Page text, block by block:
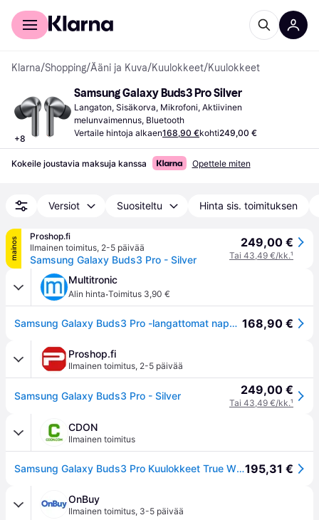
Kuluttajille
Klarna/Shopping/Ääni ja Kuva/Kuulokkeet/Kuulokkeet
+8
Samsung Galaxy Buds3 Pro Silver
Langaton, Sisäkorva, Mikrofoni, Aktiivinen
melunvaimennus, Bluetooth
Vertaile hintoja alkaen168,90 €kohti249,00 €
Kokeile joustavia maksuja kanssa Opettele miten
Versiot Suositeltu Hinta sis. toimituksen
mainos
Proshop.fi
Ilmainen toimitus, 2-5 päivää
Samsung Galaxy Buds3 Pro - Silver
249,00 €
Tai 43,49 €/kk.¹
Multitronic
Alin hinta·Toimitus 3,90 €
Samsung Galaxy Buds3 Pro -langattomat nappikuulokkeet, hopea 168,90 €
Proshop.fi
Ilmainen toimitus, 2-5 päivää
Samsung Galaxy Buds3 Pro - Silver 249,00 €
Tai 43,49 €/kk.¹
CDON
Ilmainen toimitus
Samsung Galaxy Buds3 Pro Kuulokkeet True Wireless Stereo (TWS) In-ear Puhelut/Musiikki USB Type-C Bluetooth Hopea195,31 €
OnBuy
Ilmainen toimitus, 3-5 päivää